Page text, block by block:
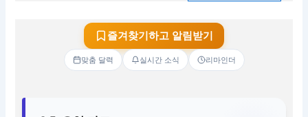
즐겨찾기하고 알림받기
맞춤 달력 실시간 소식 리마인더